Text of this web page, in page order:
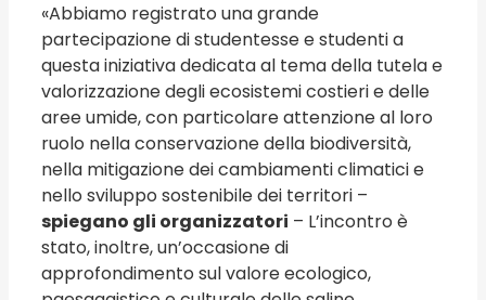
«Abbiamo registrato una grande
partecipazione di studentesse e studenti a
questa iniziativa dedicata al tema della tutela e
valorizzazione degli ecosistemi costieri e delle
aree umide, con particolare attenzione al loro
ruolo nella conservazione della biodiversità,
nella mitigazione dei cambiamenti climatici e
nello sviluppo sostenibile dei territori –
spiegano gli organizzatori – L’incontro è
stato, inoltre, un’occasione di
approfondimento sul valore ecologico,